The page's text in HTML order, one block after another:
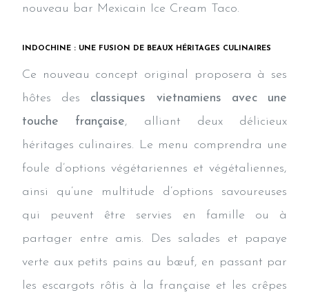
nouveau bar Mexicain Ice Cream Taco.
INDOCHINE : UNE FUSION DE BEAUX HÉRITAGES CULINAIRES
Ce nouveau concept original proposera à ses
hôtes des classiques vietnamiens avec une
touche française, alliant deux délicieux
héritages culinaires. Le menu comprendra une
foule d’options végétariennes et végétaliennes,
ainsi qu’une multitude d’options savoureuses
qui peuvent être servies en famille ou à
partager entre amis. Des salades et papaye
verte aux petits pains au bœuf, en passant par
les escargots rôtis à la française et les crêpes